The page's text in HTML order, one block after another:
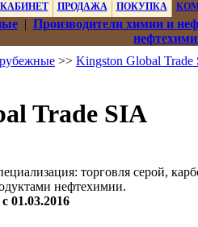
ПРОДАЖА ПОКУПКА
| Производители химии и
>> Kingston Global Trade
Trade SIA
торговля серой,
нефтехимии.
01.03.2016